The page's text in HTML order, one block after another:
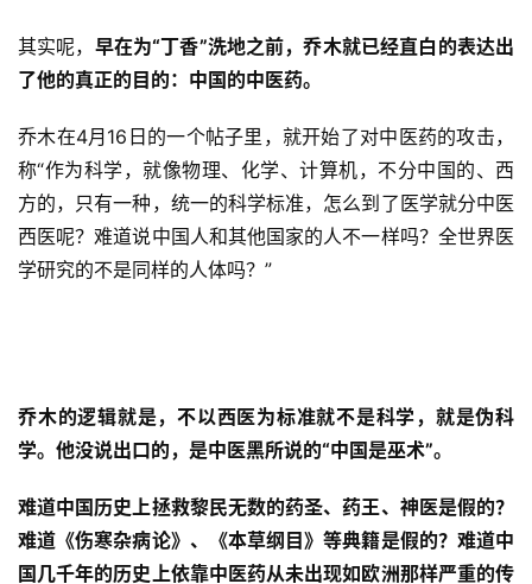
其实呢， 早在为“丁香”洗地之前，乔木就已经直白的表达出
了他的真正的目的：中国的中医药。
乔木在4月16日的一个帖子里，就开始了对中医药的攻击，
称“作为科学，就像物理、化学、计算机，不分中国的、西
方的，只有一种，统一的科学标准，怎么到了医学就分中医
西医呢？难道说中国人和其他国家的人不一样吗？全世界医
学研究的不是同样的人体吗？”
乔木的逻辑就是，不以西医为标准就不是科学，就是伪科
学。他没说出口的，是中医黑所说的“中国是巫术”。
难道中国历史上拯救黎民无数的药圣、药王、神医是假的？
难道《伤寒杂病论》、《本草纲目》等典籍是假的？难道中
国几千年的历史上依靠中医药从未出现如欧洲那样严重的传